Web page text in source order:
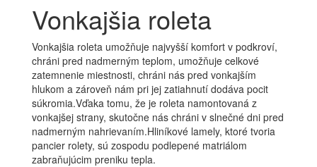
Vonkajšia roleta
Vonkajšia roleta umožňuje najvyšší komfort v podkroví,
chráni pred nadmerným teplom, umožňuje celkové
zatemnenie miestnosti, chráni nás pred vonkajším
hlukom a zároveň nám pri jej zatiahnutí dodáva pocit
súkromia.Vďaka tomu, že je roleta namontovaná z
vonkajšej strany, skutočne nás chráni v slnečné dni pred
nadmerným nahrievaním.Hliníkové lamely, ktoré tvoria
pancier rolety, sú zospodu podlepené matriálom
zabraňujúcim preniku tepla.